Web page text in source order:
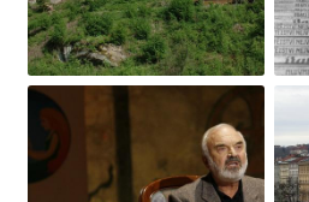
Obrázek